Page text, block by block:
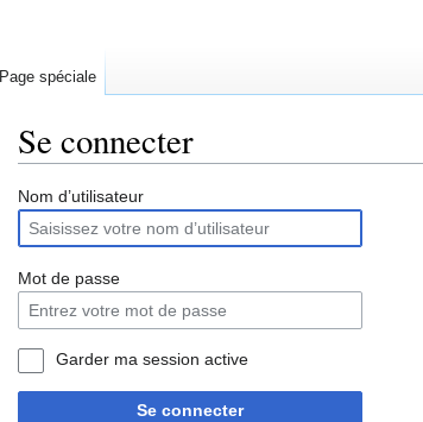
Se connecter
Aller
la
navigation
Aller
la
recherche
Nom d’utilisateur
Mot de passe
Garder ma session active
Se connecter
Page spéciale